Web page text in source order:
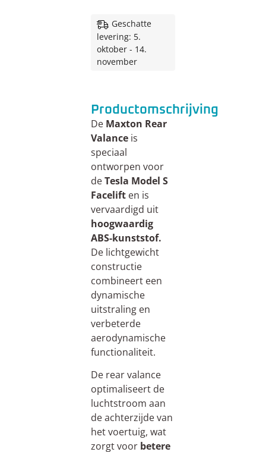
Geschatte
levering: 5.
oktober - 14.
november
Productomschrijving
De Maxton Rear
Valanceis
speciaal
ontworpen voor
deTesla Model S
Facelift en is
vervaardigd uit
hoogwaardig
ABS-kunststof.
De lichtgewicht
constructie
combineert een
dynamische
uitstraling en
verbeterde
aerodynamische
functionaliteit.
De rear valance
optimaliseert de
luchtstroom aan
de achterzijde van
het voertuig, wat
zorgt voor betere